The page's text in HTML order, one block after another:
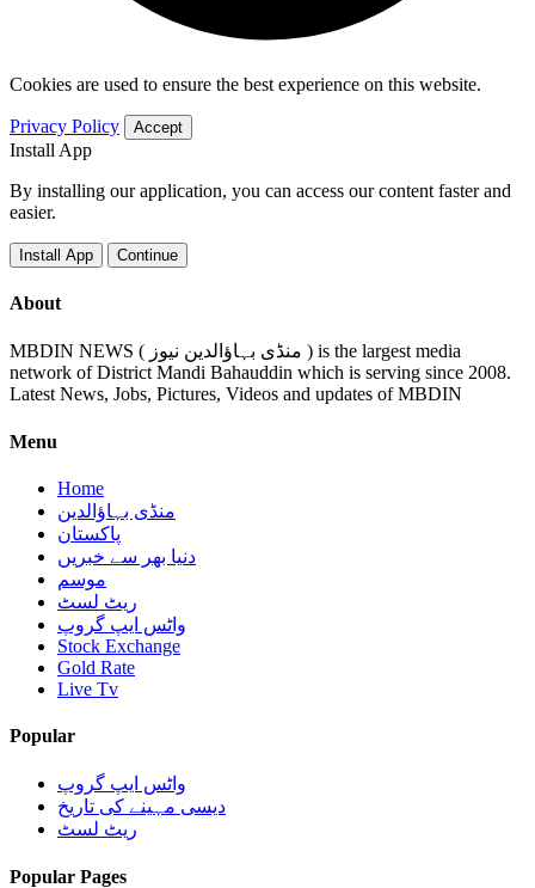
Cookies are used to ensure the best experience on this website.
Privacy Policy Accept
Install App
By installing our application, you can access our content faster and
easier.
Install App Continue
About
MBDIN NEWS ( منڈی بہاؤالدین نیوز ) is the largest media
network of District Mandi Bahauddin which is serving since 2008.
Latest News, Jobs, Pictures, Videos and updates of MBDIN
Menu
Home
منڈی بہاؤالدین
پاکستان
دنیا بھر سے خبریں
موسم
ریٹ لسٹ
واٹس ایپ گروپ
Stock Exchange
Gold Rate
Live Tv
Popular
واٹس ایپ گروپ
دیسی مہینے کی تاریخ
ریٹ لسٹ
Popular Pages